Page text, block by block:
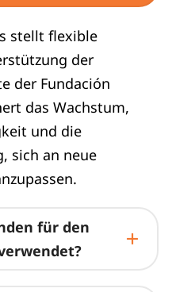
stellt flexible
der
der Fundación
das Wachstum,
und die
sich an neue
für den